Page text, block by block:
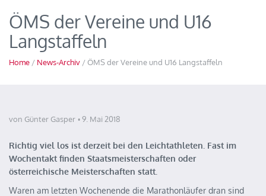
ÖMS der Vereine und U16
Langstaffeln
Home / News-Archiv / ÖMS der Vereine und U16 Langstaffeln
von Günter Gasper 9. Mai 2018
Richtig viel los ist derzeit bei den Leichtathleten. Fast im
Wochentakt finden Staatsmeisterschaften oder
österreichische Meisterschaften statt.
Waren am letzten Wochenende die Marathonläufer dran sind